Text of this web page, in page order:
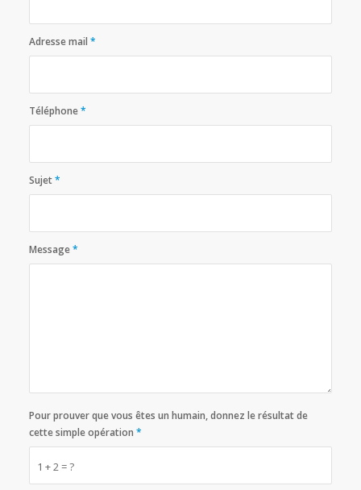
Adresse mail *
Téléphone*
Sujet*
Message*
1 + 2 = ?
Pour prouver que vous êtes un humain, donnez le résultat de
cette simple opération *